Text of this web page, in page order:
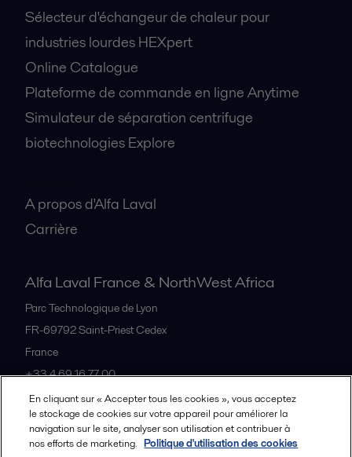
Sélecteur d'échangeur de chaleur pour
industries lourdes HEXpert
Online Catalogue
Plateforme de commande en ligne Anytime
Simulateur de séparation centrifuge
biotechnologies Explore
A propos d'Alfa Laval
Carrière
Alfa Laval France & NorthWest Africa
Parc Technologique de Lyon
FR-69792Saint-Priest Cedex
France
+33 4 69 16 77 00
Tous les bureaux et partenaires
En cliquant sur « Accepter tous les cookies », vous acceptez
le stockage de cookies sur votre appareil pour améliorer la
navigation sur le site, analyser son utilisation et contribuer à
nos efforts de marketing. Politique d'utilisation des cookies